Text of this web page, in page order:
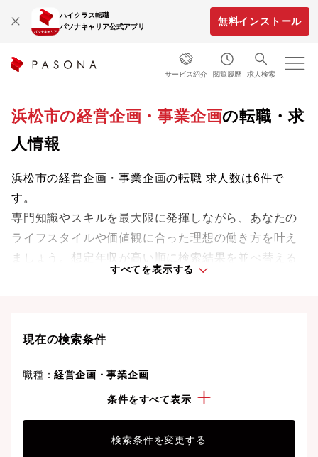
ハイクラス転職
パソナキャリア公式アプリ
無料インストール
サービス紹介 閲覧履歴 求人検索
浜松市の経営企画・事業企画の転職・求
人情報
浜松市の経営企画・事業企画の転職 求人数は6件で
す。
専門知識やスキルを最大限に発揮しながら、あなたの
ライフスタイルや価値観に合った理想の働き方を叶え
ましょう。想定年収が高い順に検索結果を並べ替える
すべてを表示する
現在の検索条件
職種：経営企画・事業企画
条件をすべて表示
検索条件を変更する